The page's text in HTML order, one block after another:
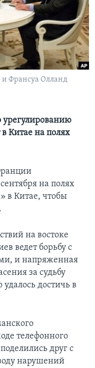
Франсуа Олланд
урегулированию
Китае на полях
на полях
в Китае, чтобы
на востоке
ведет борьбу с
и напряженная
за судьбу
достичь в
телефонного
друг с
нарушений